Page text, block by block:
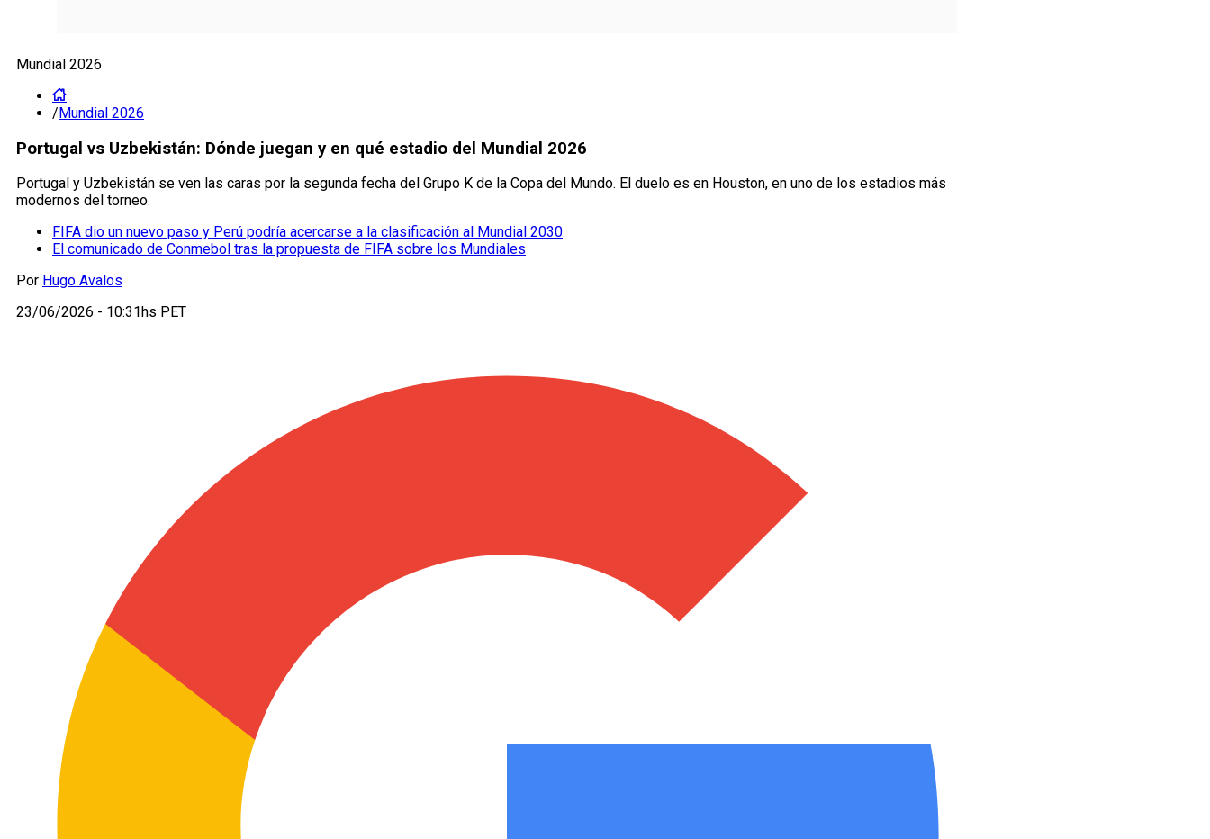
Mundial 2026
/Mundial 2026
Portugal vs Uzbekistán: Dónde juegan y en qué estadio del Mundial 2026
Portugal y Uzbekistán se ven las caras por la segunda fecha del Grupo K de la Copa del Mundo. El duelo es en Houston, en uno de los estadios más
modernos del torneo.
FIFA dio un nuevo paso y Perú podría acercarse a la clasificación al Mundial 2030
El comunicado de Conmebol tras la propuesta de FIFA sobre los Mundiales
Por Hugo Avalos
23/06/2026 - 10:31hs PET